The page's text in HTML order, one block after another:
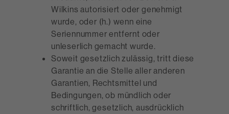
Wilkins autorisiert oder genehmigt
wurde, oder (h.) wenn eine
Seriennummer entfernt oder
unleserlich gemacht wurde.
Soweit gesetzlich zulässig, tritt diese
Garantie an die Stelle aller anderen
Garantien, Rechtsmittel und
Bedingungen, ob mündlich oder
schriftlich, gesetzlich, ausdrücklich